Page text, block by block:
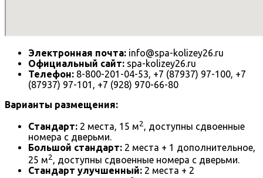
Электронная почта: info@spa-kolizey26.ru
Официальный сайт: spa-kolizey26.ru
Телефон: 8-800-201-04-53, +7 (87937) 97-100, +7
(87937) 97-101, +7 (928) 970-66-80
Варианты размещения:
Стандарт: 2 места, 15 м2 , доступны сдвоенные
номера с дверьми.
Большой стандарт: 2 места + 1 дополнительное,
25 м2 , доступны сдвоенные номера с дверьми.
Стандарт улучшенный: 2 места + 2